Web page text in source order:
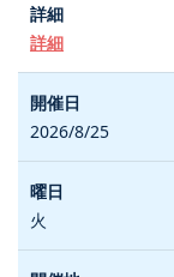
詳細
2026/8/25
火